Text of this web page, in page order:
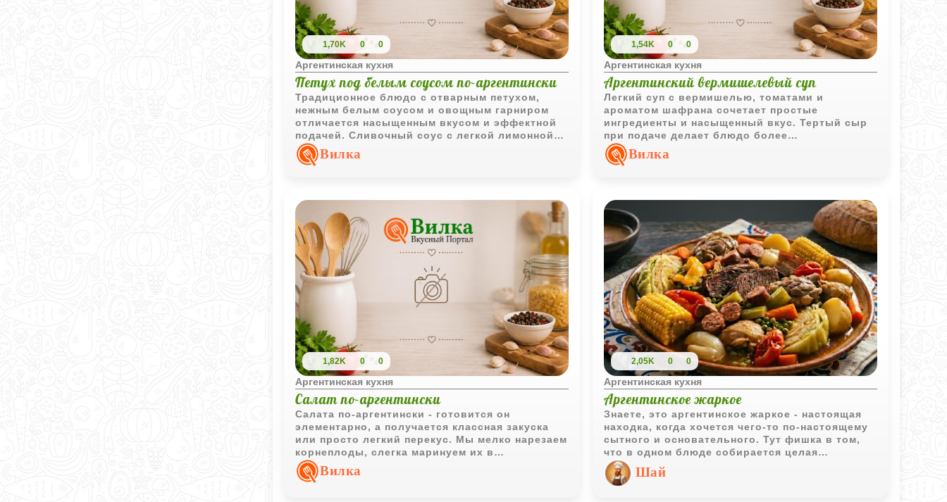
1,70K 0 0
Аргентинская кухня
Петух под белым соусом по-аргентински
Традиционное блюдо с отварным петухом,
нежным белым соусом и овощным гарниром
отличается насыщенным вкусом и эффектной
подачей. Сливочный соус с легкой лимонной
ноткой хорошо подчеркивает вкус мяса птицы.
Вилка
1,54K 0 0
Аргентинская кухня
Аргентинский вермишелевый суп
Легкий суп с вермишелью, томатами и
ароматом шафрана сочетает простые
ингредиенты и насыщенный вкус. Тертый сыр
при подаче делает блюдо более
выразительным и сытным.
Вилка
1,82K 0 0
Аргентинская кухня
Салат по-аргентински
Салата по-аргентински - готовится он
элементарно, а получается классная закуска
или просто легкий перекус. Мы мелко нарезаем
корнеплоды, слегка маринуем их в
классической заправке из масла и уксуса, а
потом красиво украшаем яйцом и спаржей.
Вилка
2,05K 0 0
Аргентинская кухня
Аргентинское жаркое
Знаете, это аргентинское жаркое - настоящая
находка, когда хочется чего-то по-настоящему
сытного и основательного. Тут фишка в том,
что в одном блюде собирается целая
компания: и говядина, и баранина, и курица, да
еще и копчености для того самого аромата. Всё
Шай